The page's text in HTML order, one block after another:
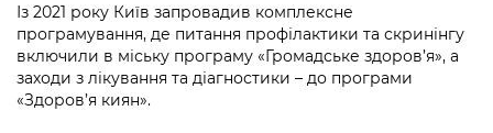
Із 2021 року Київ запровадив комплексне
програмування, де питання профілактики та скринінгу
включили в міську програму «Громадське здоров’я», а
заходи з лікування та діагностики – до програми
«Здоров’я киян».